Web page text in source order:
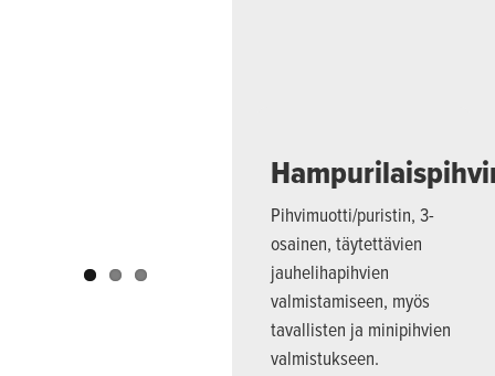
Pihvimuotti/puristin, 3-
osainen, täytettävien
jauhelihapihvien
valmistamiseen, myös
tavallisten ja minipihvien
valmistukseen.